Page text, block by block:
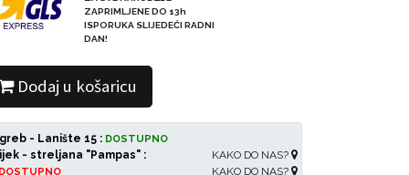
ZAPRIMLJENE DO 13h
ISPORUKA SLIJEDEĆI RADNI
DAN!
Dodaj u košaricu
- Lanište 15 : DOSTUPNO
KAKO DO NAS?
- streljana "Pampas" :
KAKO DO NAS?